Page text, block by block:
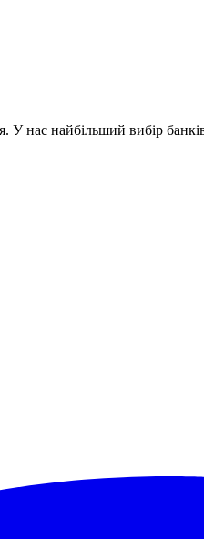
У нас найбільший вибір